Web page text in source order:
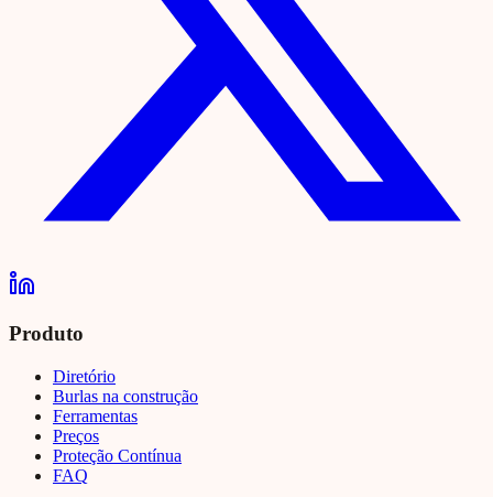
Produto
Diretório
Burlas na construção
Ferramentas
Preços
Proteção Contínua
FAQ